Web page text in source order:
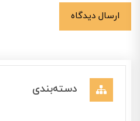
ارسال دیدگاه
دسته‌بندی